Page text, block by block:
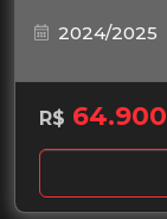
2024/2025
R$ 64.900